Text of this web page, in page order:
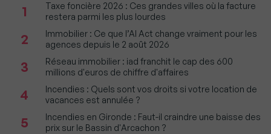
1
Taxe foncière 2026 : Ces grandes villes où la facture
restera parmi les plus lourdes
2
Immobilier : Ce que l’AI Act change vraiment pour les
agences depuis le 2 août 2026
3
Réseau immobilier : iad franchit le cap des 600
millions d'euros de chiffre d'affaires
4
Incendies : Quels sont vos droits si votre location de
vacances est annulée ?
5
Incendies en Gironde : Faut-il craindre une baisse des
prix sur le Bassin d'Arcachon ?